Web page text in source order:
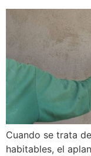
Cuando se trata
habitables, el